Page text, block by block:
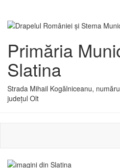
Primăria
Slatina
Strada Mihail Kogălniceanu,
județul Olt